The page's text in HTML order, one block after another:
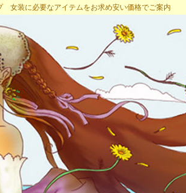
装に必要なアイテムをお求め安い価格でご案内